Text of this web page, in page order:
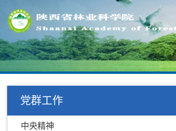
党群工作
中央精神